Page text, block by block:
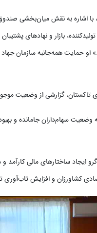
با اشاره به نقش میان‌بخشی
بازار و نهادهای
او حمایت همه‌جانبه سازمان
تاکستان، گزارشی از وضعیت
سهام‌داران جامانده و
ایجاد ساختارهای مالی
کشاورزان و افزایش